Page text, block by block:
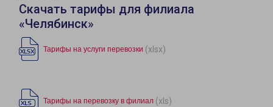
Скачать тарифы для филиала
«Челябинск»
Тарифы на услуги перевозки (xlsx)
Тарифы на перевозку в филиал (xls)